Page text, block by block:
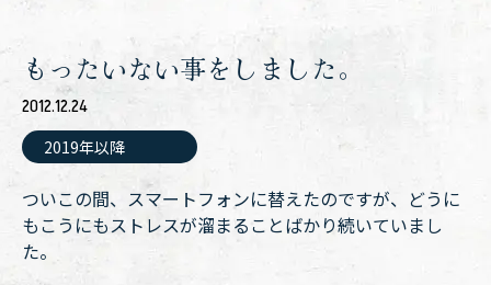
もったいない事をしました。
2012.12.24
2019年以降
ついこの間、スマートフォンに替えたのですが、どうに
もこうにもストレスが溜まることばかり続いていまし
た。